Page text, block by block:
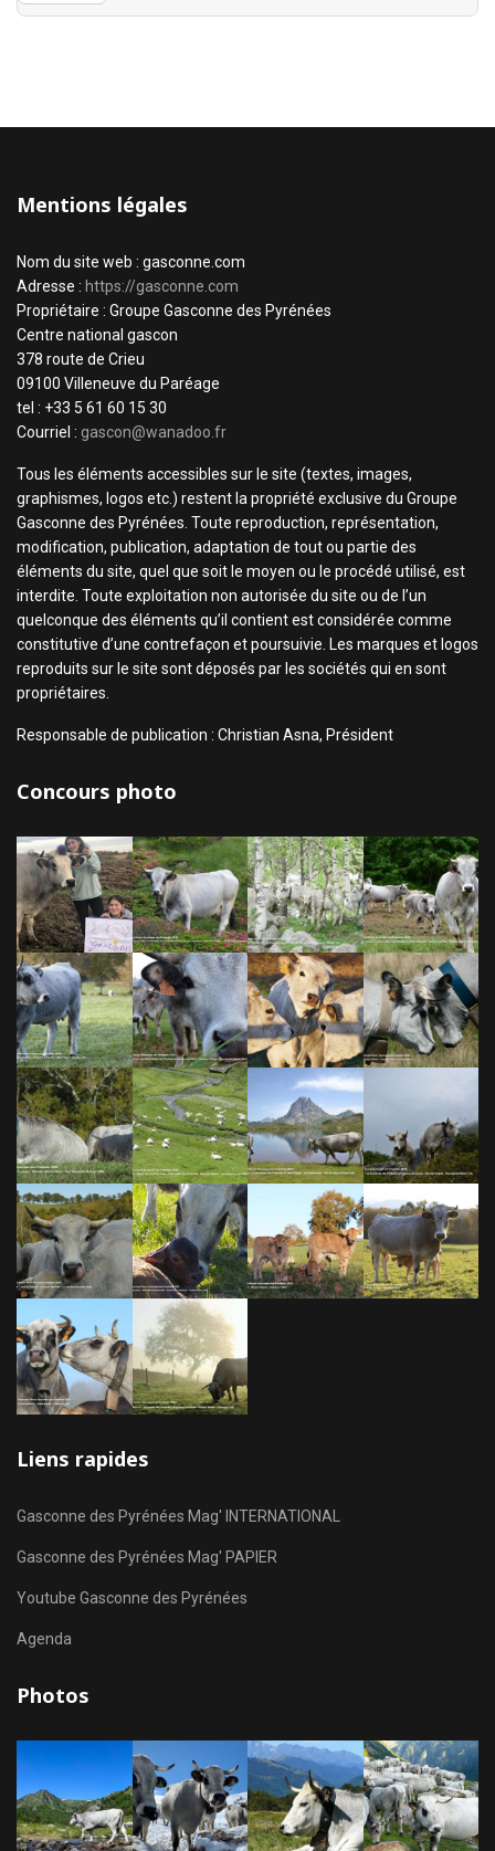
Mentions légales
Nom du site web : gasconne.com
Adresse : https://gasconne.com
Propriétaire : Groupe Gasconne des Pyrénées
Centre national gascon
378 route de Crieu
09100 Villeneuve du Paréage
tel : +33 5 61 60 15 30
Courriel : gascon@wanadoo.fr
Tous les éléments accessibles sur le site (textes, images,
graphismes, logos etc.) restent la propriété exclusive du Groupe
Gasconne des Pyrénées. Toute reproduction, représentation,
modification, publication, adaptation de tout ou partie des
éléments du site, quel que soit le moyen ou le procédé utilisé, est
interdite. Toute exploitation non autorisée du site ou de l’un
quelconque des éléments qu’il contient est considérée comme
constitutive d’une contrefaçon et poursuivie. Les marques et logos
reproduits sur le site sont déposés par les sociétés qui en sont
propriétaires.
Responsable de publication : Christian Asna, Président
Concours photo
Liens rapides
Gasconne des Pyrénées Mag' INTERNATIONAL
Gasconne des Pyrénées Mag' PAPIER
Youtube Gasconne des Pyrénées
Agenda
Photos